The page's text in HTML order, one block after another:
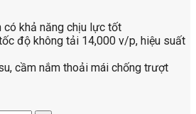
có khả năng chịu lực tốt
độ không tải 14,000 v/p, hiệu suất
cầm nắm thoải mái chống trượt